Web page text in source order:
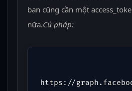
bạn cũng cần một
nữa.Cú pháp:
https://